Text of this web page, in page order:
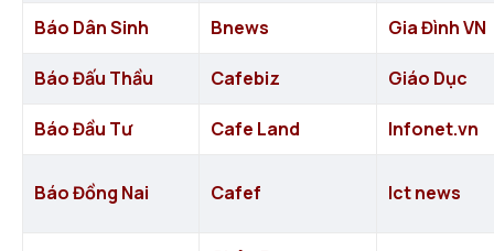
Báo Dân Sinh Bnews Gia Đình VN
Báo Đấu Thầu Cafebiz Giáo Dục
Báo Đầu Tư Cafe Land Infonet.vn
Báo Đồng Nai Cafef Ict news